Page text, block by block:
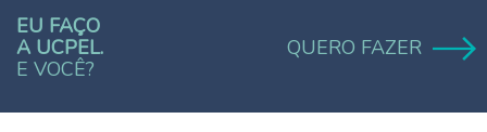
EU FAÇO
A UCPEL.
E VOCÊ?
QUERO FAZER